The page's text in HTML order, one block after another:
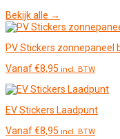
Bekijk alle →
PV Stickers zonnepaneel
Vanaf€8,95 incl. BTW
EV Stickers Laadpunt
Vanaf€8,95 incl. BTW